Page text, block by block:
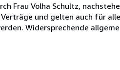
Frau Volha Schultz,
und gelten auch für
Widersprechende